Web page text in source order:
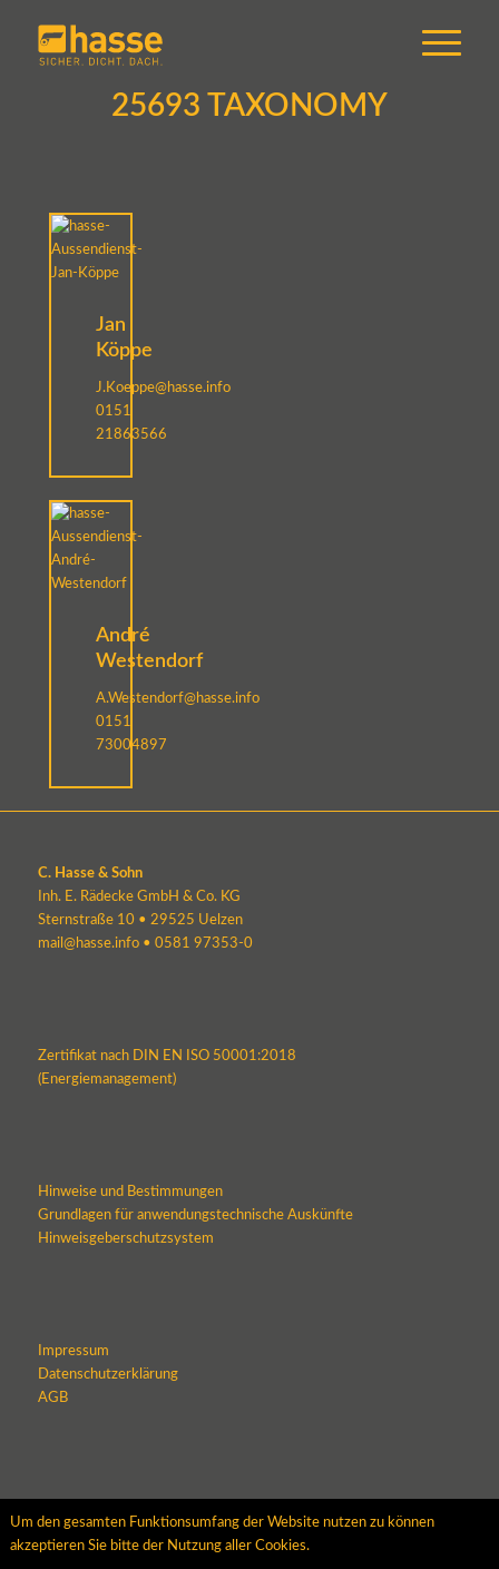
25693 TAXONOMY
Jan
Köppe
J.Koeppe@hasse.info
0151
21863566
André
Westendorf
A.Westendorf@hasse.info
0151
73004897
C. Hasse & Sohn
Inh. E. Rädecke GmbH & Co. KG
Sternstraße 10 • 29525 Uelzen
mail@hasse.info• 0581 97353-0
Zertifikat nach DIN EN ISO 50001:2018
(Energiemanagement)
Hinweise und Bestimmungen
Grundlagen für anwendungstechnische Auskünfte
Hinweisgeberschutzsystem
Impressum
Datenschutzerklärung
AGB
Um den gesamten Funktionsumfang der Website nutzen zu können
akzeptieren Sie bitte der Nutzung aller Cookies.